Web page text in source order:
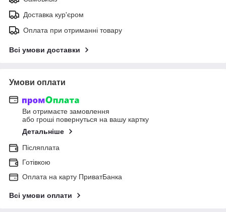
Доставка кур'єром
Оплата при отриманні товару
Всі умови доставки
Умови оплати
Ви отримаєте замовлення
або гроші повернуться на вашу картку
Детальніше
Післяплата
Готівкою
Оплата на карту ПриватБанка
Всі умови оплати